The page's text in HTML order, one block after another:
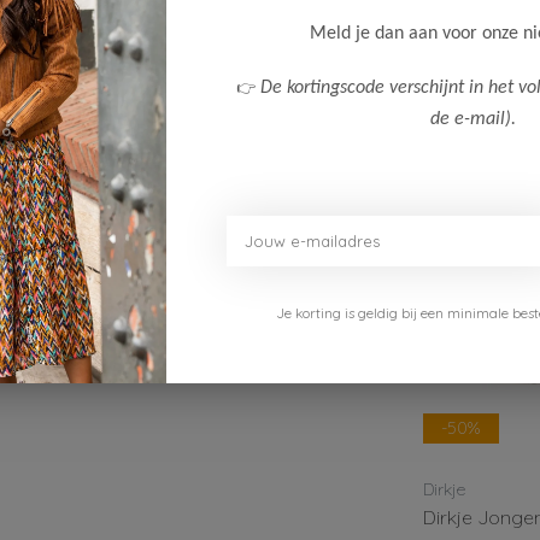
5% Elastane
Klanten
-50%
Dirkje
Dirkje
Meld je dan aan voor onze
👉 De kortingscode verschijnt in het
de e-mail).
Je korting is geldig bij een minimale